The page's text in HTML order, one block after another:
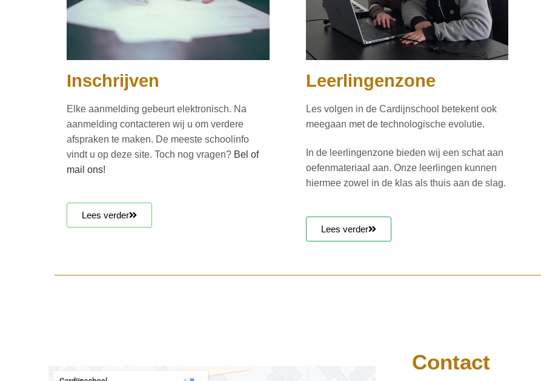
Inschrijven
Elke aanmelding gebeurt elektronisch. Na
aanmelding contacteren wij u om verdere
afspraken te maken. De meeste schoolinfo
vindt u op deze site. Toch nog vragen? Bel of
mail ons!
Lees verder
Leerlingenzone
Les volgen in de Cardijnschool betekent ook
meegaan met de technologische evolutie.
In de leerlingenzone bieden wij een schat aan
oefenmateriaal aan. Onze leerlingen kunnen
hiermee zowel in de klas als thuis aan de slag.
Lees verder
Contact